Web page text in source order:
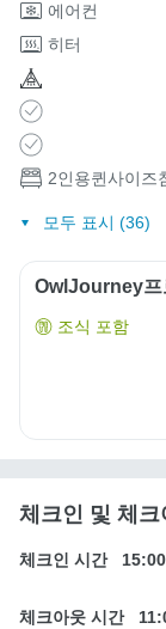
에어컨
히터
2인용퀸사이즈
모두 표시 (36)
OwlJourney프
조식 포함
체크인 및 체크
체크인 시간 15:00
체크아웃 시간